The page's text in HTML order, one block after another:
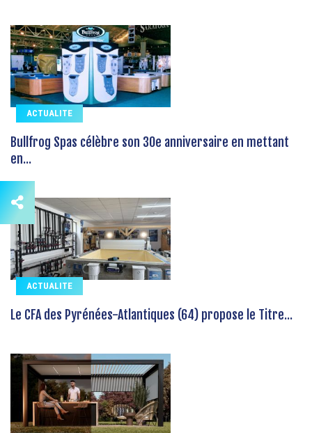
ACTUALITE
Bullfrog Spas célèbre son 30e anniversaire en mettant
en...
ACTUALITE
Le CFA des Pyrénées-Atlantiques (64) propose le Titre...